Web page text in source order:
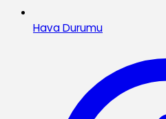
Hava Durumu